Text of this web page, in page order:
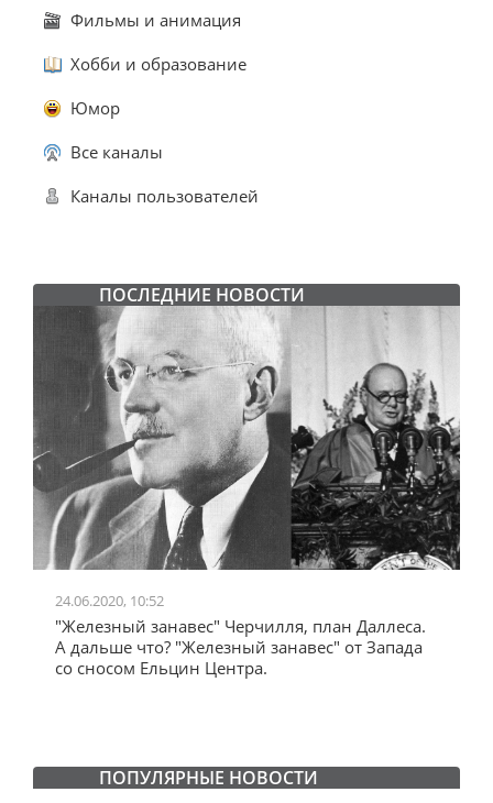
Фильмы и анимация
Хобби и образование
Юмор
Все каналы
Каналы пользователей
ПОСЛЕДНИЕ НОВОСТИ
24.06.2020, 10:52
"Железный занавес" Черчилля, план Даллеса.
А дальше что? "Железный занавес" от Запада
со сносом Ельцин Центра.
ПОПУЛЯРНЫЕ НОВОСТИ